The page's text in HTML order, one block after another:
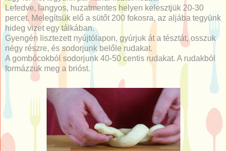
Lefedve, langyos, huzatmentes helyen kelesztjük 20-30
percet. Melegítsük elő a sütőt 200 fokosra, az aljába tegyünk
hideg vizet egy tálkában.
Gyengén lisztezett nyújtólapon, gyúrjuk át a tésztát, osszuk
négy részre, és sodorjunk belőle rudakat.
A gombócokból sodorjunk 40-50 centis rudakat. A rudakból
formázzuk meg a brióst.